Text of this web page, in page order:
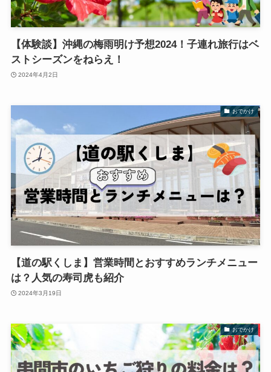
【体験談】沖縄の梅雨明け予想2024！子連れ旅行はベ
ストシーズンをねらえ！
2024年4月2日
おでかけ
【道の駅くしま】営業時間とおすすめランチメニュー
は？人気の寿司虎も紹介
2024年3月19日
おでかけ